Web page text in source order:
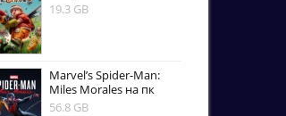
19.3 GB
Marvel’s Spider-Man:
Miles Morales на пк
56.8 GB